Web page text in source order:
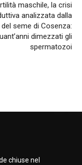
maschile, la crisi
analizzata dalla
seme di Cosenza:
dimezzati gli
spermatozoi
chiuse nel